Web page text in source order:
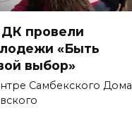
провели
«Быть
выбор»
Самбекского Дома